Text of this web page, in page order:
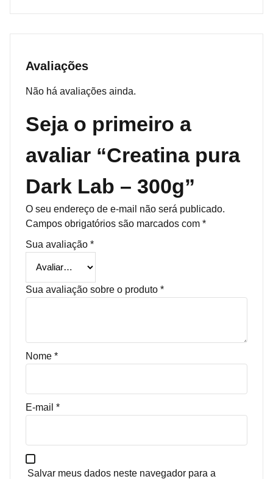
Avaliações
Não há avaliações ainda.
Seja o primeiro a
avaliar “Creatina pura
Dark Lab – 300g”
O seu endereço de e-mail não será publicado.
Campos obrigatórios são marcados com *
Sua avaliação *
Sua avaliação sobre o produto *
Nome *
E-mail *
Salvar meus dados neste navegador para a